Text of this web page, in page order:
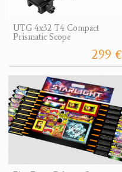
UTG 4x32 T4 Compact
Prismatic Scope
299 €